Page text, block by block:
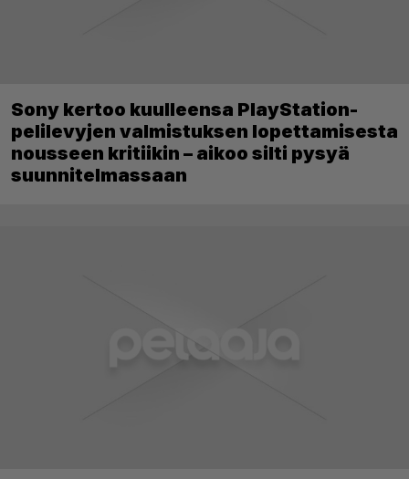
Sony kertoo kuulleensa PlayStation-
pelilevyjen valmistuksen lopettamisesta
nousseen kritiikin – aikoo silti pysyä
suunnitelmassaan